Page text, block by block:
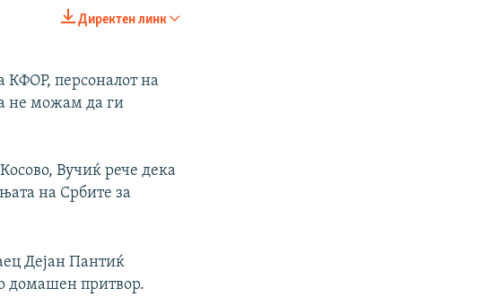
SHARE
720p
Директен линк
КФОР, персоналот на
не можам да ги
Вучиќ рече дека
на Србите за
Дејан Пантиќ
домашен притвор.